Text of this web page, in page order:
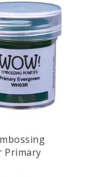
Primary